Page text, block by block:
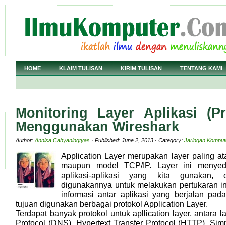
HOME KLAIM TULISAN KIRIM TULISAN TENTANG KAMI
Monitoring Layer Aplikasi
Menggunakan Wireshark
Author: Annisa Cahyaningtyas · Published: June 2, 2013 · Category: Jaringan
Application Layer merupakan layer paling
maupun model TCP/IP. Layer ini
aplikasi-aplikasi yang kita gunakan,
digunakannya untuk melakukan pertukaran
informasi antar aplikasi yang berjalan
tujuan digunakan berbagai protokol Application Layer.
Terdapat banyak protokol untuk apllication layer, antara
Protocol (DNS), Hypertext Transfer Protocol (HTTP),